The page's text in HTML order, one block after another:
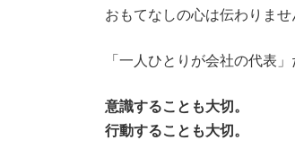
おもてなしの心は伝わりませ
「一人ひとりが会社の代表
意識することも大切。
行動することも大切。